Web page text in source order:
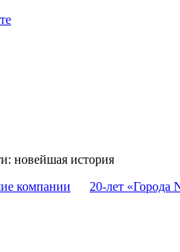
новейшая история
компании 20-лет «Города